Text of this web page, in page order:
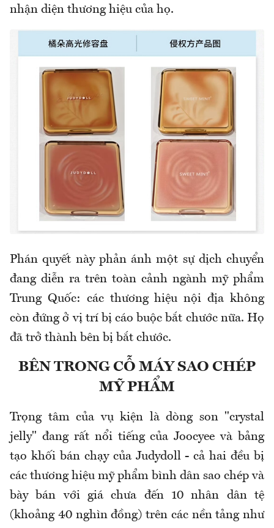
nhận diện thương hiệu của họ.
Phán quyết này phản ánh một sự dịch chuyển
đang diễn ra trên toàn cảnh ngành mỹ phẩm
Trung Quốc: các thương hiệu nội địa không
còn đứng ở vị trí bị cáo buộc bắt chước nữa. Họ
đã trở thành bên bị bắt chước.
BÊN TRONG CỖ MÁY SAO CHÉP
MỸ PHẨM
Trọng tâm của vụ kiện là dòng son "crystal
jelly" đang rất nổi tiếng của Joocyee và bảng
tạo khối bán chạy của Judydoll - cả hai đều bị
các thương hiệu mỹ phẩm bình dân sao chép và
bày bán với giá chưa đến 10 nhân dân tệ
(khoảng 40 nghìn đồng) trên các nền tảng như